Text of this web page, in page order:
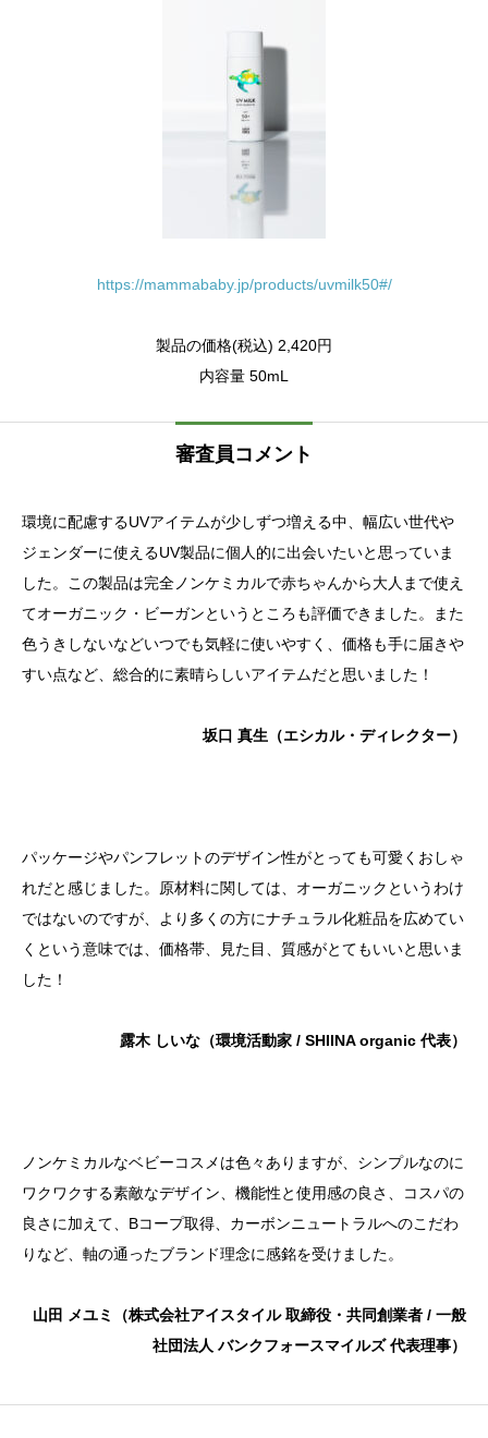
https://mammababy.jp/products/uvmilk50#/
製品の価格(税込) 2,420円
内容量 50mL
審査員コメント
環境に配慮するUVアイテムが少しずつ増える中、幅広い世代や
ジェンダーに使えるUV製品に個人的に出会いたいと思っていま
した。この製品は完全ノンケミカルで赤ちゃんから大人まで使え
てオーガニック・ビーガンというところも評価できました。また
色うきしないなどいつでも気軽に使いやすく、価格も手に届きや
すい点など、総合的に素晴らしいアイテムだと思いました！
坂口 真生（エシカル・ディレクター）
パッケージやパンフレットのデザイン性がとっても可愛くおしゃ
れだと感じました。原材料に関しては、オーガニックというわけ
ではないのですが、より多くの方にナチュラル化粧品を広めてい
くという意味では、価格帯、見た目、質感がとてもいいと思いま
した！
露木 しいな（環境活動家 / SHIINA organic 代表）
ノンケミカルなベビーコスメは色々ありますが、シンプルなのに
ワクワクする素敵なデザイン、機能性と使用感の良さ、コスパの
良さに加えて、Bコープ取得、カーボンニュートラルへのこだわ
りなど、軸の通ったブランド理念に感銘を受けました。
山田 メユミ（株式会社アイスタイル 取締役・共同創業者 / 一般
社団法人 バンクフォースマイルズ 代表理事）